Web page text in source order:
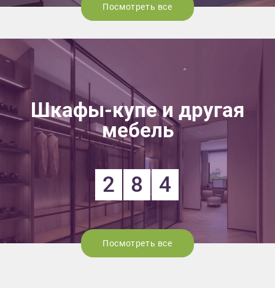
Посмотреть все
Шкафы-купе и другая
мебель
2 8 4
Посмотреть все